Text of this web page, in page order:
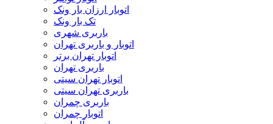
اتوبار ارزان بار ونک
تک بار ونک
باربری شهری
اتوبار و باربری تهران
اتوبار تهران برتر
باربری تهران
اتوبار تهران سیتی
باربری تهران سیتی
باربری چمران
اتوبار چمران